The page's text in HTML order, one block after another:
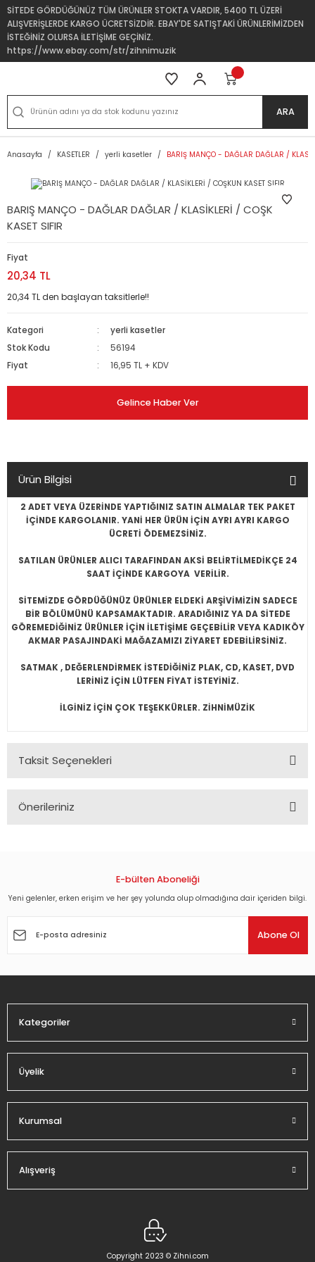
SİTEDE GÖRDÜĞÜNÜZ TÜM ÜRÜNLER STOKTA VARDIR, 5400 TL ÜZERİ
ALIŞVERİŞLERDE KARGO ÜCRETSİZDİR. EBAY'DE SATIŞTAKİ ÜRÜNLERİMİZDEN
İSTEĞİNİZ OLURSA İLETİŞİME GEÇİNİZ.
https://www.ebay.com/str/zihnimuzik
ARA
Anasayfa KASETLER yerli kasetler BARIŞ MANÇO - DAĞLAR DAĞLAR /
BARIŞ MANÇO - DAĞLAR DAĞLAR / KLASİKLERİ / COŞKUN
KASET SIFIR
Fiyat
20,34 TL
20,34 TL den başlayan taksitlerle!!
Kategori
yerli kasetler
Stok Kodu
56194
Fiyat
16,95 TL + KDV
Gelince Haber Ver
Ürün Bilgisi
2 ADET VEYA ÜZERİNDE YAPTIĞINIZ SATIN ALMALAR TEK PAKET
İÇİNDE KARGOLANIR. YANİ HER ÜRÜN İÇİN AYRI AYRI KARGO
ÜCRETİ ÖDEMEZSİNİZ.
SATILAN ÜRÜNLER ALICI TARAFINDAN AKSİ BELİRTİLMEDİKÇE 24
SAAT İÇİNDE KARGOYA VERİLİR.
SİTEMİZDE GÖRDÜĞÜNÜZ ÜRÜNLER ELDEKİ ARŞİVİMİZİN SADECE
BİR BÖLÜMÜNÜ KAPSAMAKTADIR. ARADIĞINIZ YA DA SİTEDE
GÖREMEDİĞİNİZ ÜRÜNLER İÇİN İLETİŞİME GEÇEBİLİR VEYA KADIKÖY
AKMAR PASAJINDAKİ MAĞAZAMIZI ZİYARET EDEBİLİRSİNİZ.
SATMAK , DEĞERLENDİRMEK İSTEDİĞİNİZ PLAK, CD, KASET, DVD
LERİNİZ İÇİN LÜTFEN FİYAT İSTEYİNİZ.
İLGİNİZ İÇİN ÇOK TEŞEKKÜRLER. ZİHNİMÜZİK
Taksit Seçenekleri
Önerileriniz
Görüş ve önerileriniz için teşekkür ederiz.
Ürün açıklamasında eksik bilgiler bulunuyor.
E-bülten Aboneliği
Yeni gelenler, erken erişim ve her şey yolunda olup olmadığına dair içeriden bilgi.
Abone Ol
Kategoriler
Üyelik
Kurumsal
Alışveriş
Copyright 2023 © Zihni.com